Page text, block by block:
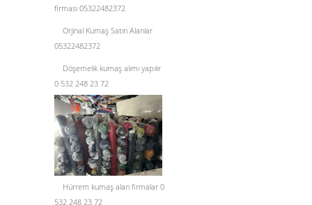
firması 05322482372
Orjinal Kumaş Satın Alanlar
05322482372
Döşemelik kumaş alımı yapılır
0 532 248 23 72
Hürrem kumaş alan firmalar 0
532 248 23 72